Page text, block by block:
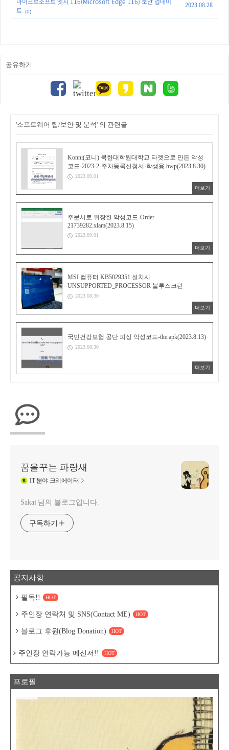
트 (0)
2023.08.28
공유하기
'소프트웨어 팁/보안 및 분석' 의 관련글
Konni(코니) 북한대학원대학교 타겟으로 만든 악성
코드-2023-2-주차등록신청서-학생용.hwp(2023.8.30)
2023.09.01
더보기
주문서로 위장한 악성코드-Order
21739282.xlam(2023.8.15)
2023.09.01
더보기
MSI 컴퓨터 KB5029351 설치시
UNSUPPORTED_PROCESSOR 블루스크린
2023.08.30
더보기
국민건강보험 공단 피싱 악성코드-the.apk(2023.8.13)
2023.08.30
더보기
꿈을꾸는 파랑새
IT분야 크리에이터
Sakai 님의 블로그입니다.
구독하기
공지사항
필독!! HOT
주인장 연락처 및 SNS(Contact ME) HOT
블로그 후원(Blog Donation) HOT
주인장 연락가능 메신저!! HOT
프로필